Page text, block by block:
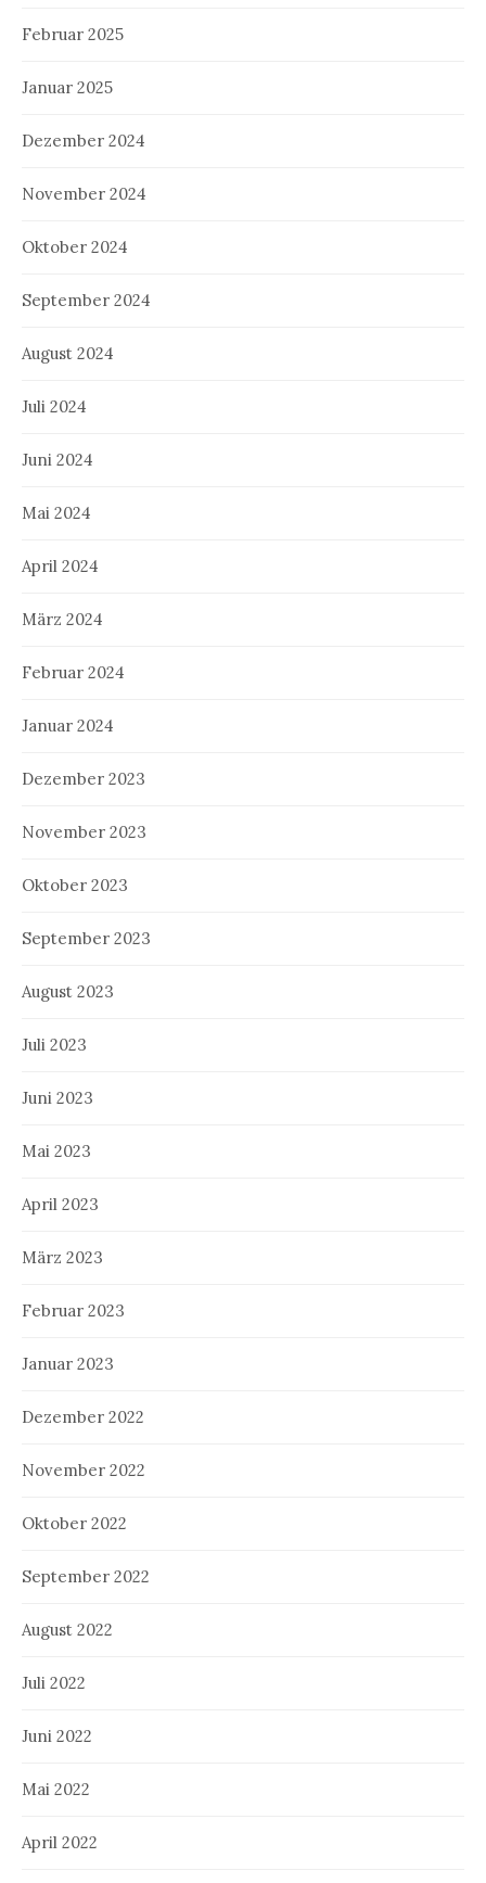
Februar 2025
Januar 2025
Dezember 2024
November 2024
Oktober 2024
September 2024
August 2024
Juli 2024
Juni 2024
Mai 2024
April 2024
März 2024
Februar 2024
Januar 2024
Dezember 2023
November 2023
Oktober 2023
September 2023
August 2023
Juli 2023
Juni 2023
Mai 2023
April 2023
März 2023
Februar 2023
Januar 2023
Dezember 2022
November 2022
Oktober 2022
September 2022
August 2022
Juli 2022
Juni 2022
Mai 2022
April 2022